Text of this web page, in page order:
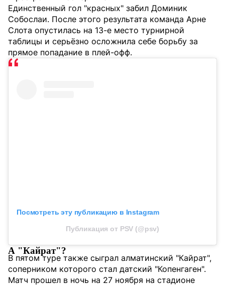
Единственный гол "красных" забил Доминик
Собослаи. После этого результата команда Арне
Слота опустилась на 13-е место турнирной
таблицы и серьёзно осложнила себе борьбу за
прямое попадание в плей-офф.
Посмотреть эту публикацию в Instagram
Публикация от PSV (@psv)
А "Кайрат"?
В пятом туре также сыграл алматинский "Кайрат",
соперником которого стал датский "Копенгаген".
Матч прошел в ночь на 27 ноября на стадионе